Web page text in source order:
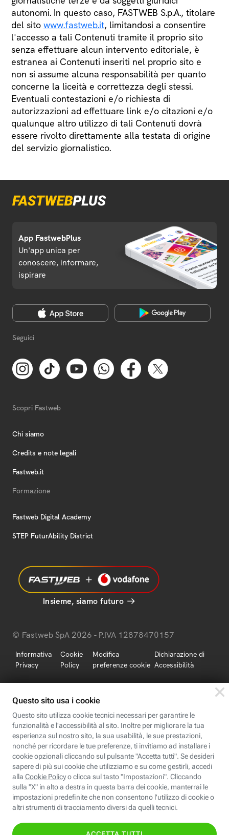
autonomi. In questo caso, FASTWEB S.p.A., titolare
del sito www.fastweb.it, limitandosi a consentire
l'accesso a tali Contenuti tramite il proprio sito
senza effettuare alcun intervento editoriale, è
estranea ai Contenuti inseriti nel proprio sito e
non si assume alcuna responsabilità per quanto
concerne la liceità e correttezza degli stessi.
Eventuali contestazioni e/o richiesta di
autorizzazioni ad effettuare link e/o citazioni e/o
qualunque altro utilizzo di tali Contenuti dovrà
essere rivolto direttamente alla testata di origine
del servizio giornalistico.
App FastwebPlus
Un'app unica per
conoscere, informare,
ispirare
Seguici
Scopri Fastweb
Chi siamo
Credits e note legali
Fastweb.it
Formazione
Fastweb Digital Academy
STEP FuturAbility District
Insieme, siamo futuro
© Fastweb SpA 2026 - P.IVA 12878470157
Informativa
Privacy
Cookie
Policy
Modifica
preferenze cookie
Dichiarazione di
Accessibilità